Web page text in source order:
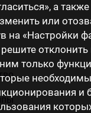
а
или
на «Настройки
только
и